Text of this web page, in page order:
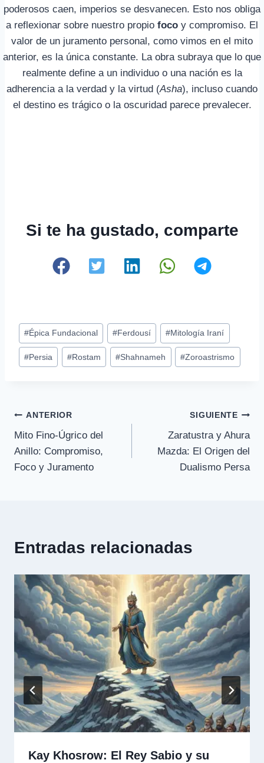
poderosos caen, imperios se desvanecen. Esto nos obliga
a reflexionar sobre nuestro propio foco y compromiso. El
valor de un juramento personal, como vimos en el mito
anterior, es la única constante. La obra subraya que lo que
realmente define a un individuo o una nación es la
adherencia a la verdad y la virtud (Asha), incluso cuando
el destino es trágico o la oscuridad parece prevalecer.
Si te ha gustado, comparte
Etiquetas
de
la
#Épica Fundacional #Ferdousí #Mitología Iraní
#Persia #Rostam #Shahnameh #Zoroastrismo
Navegación
de
entradas
ANTERIOR
Mito Fino-Úgrico del
Anillo: Compromiso,
Foco y Juramento
SIGUIENTE
Zaratustra y Ahura
Mazda: El Origen del
Dualismo Persa
Entradas relacionadas
Kay Khosrow: El Rey Sabio y su